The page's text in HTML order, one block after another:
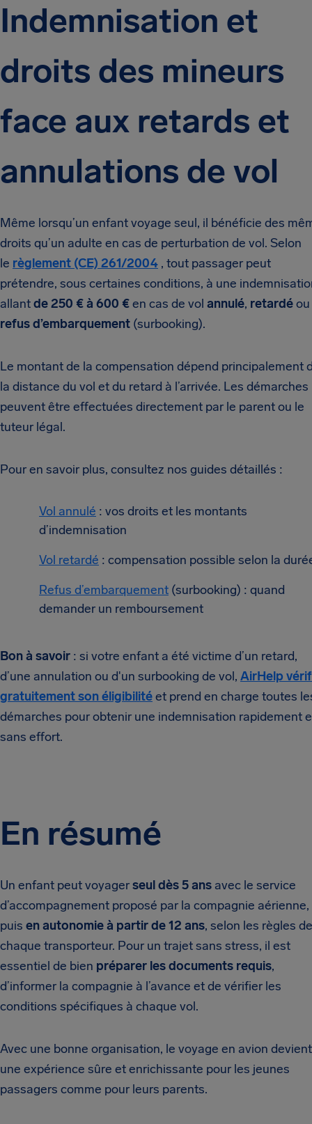
Indemnisation et
droits des mineurs
face aux retards et
annulations de vol
Même lorsqu’un enfant voyage seul, il bénéficie des
droits qu’un adulte en cas de perturbation de vol. Selon
le règlement (CE) 261/2004 , tout passager peut
prétendre, sous certaines conditions, à une
allantde 250 € à 600 €en cas de vol annulé, retardéou
refus d’embarquement (surbooking).
Le montant de la compensation dépend principalement
la distance du vol et du retard à l’arrivée. Les démarches
peuvent être effectuées directement par le parent ou le
tuteur légal.
Pour en savoir plus, consultez nos guides détaillés :
Vol annulé : vos droits et les montants
d’indemnisation
Vol retardé : compensation possible selon la
Refus d’embarquement (surbooking) : quand
demander un remboursement
Bon à savoir : si votre enfant a été victime d’un retard,
d’une annulation ou d'un surbooking de vol, AirHelp
gratuitement son éligibilitéet prend en charge toutes
démarches pour obtenir une indemnisation rapidement
sans effort.
En résumé
Un enfant peut voyagerseul dès 5 ans avec le service
d’accompagnement proposé par la compagnie aérienne,
puis en autonomie à partir de 12 ans, selon les règles de
chaque transporteur. Pour un trajet sans stress, il est
essentiel de bien préparer les documents requis,
d’informer la compagnie à l’avance et de vérifier les
conditions spécifiques à chaque vol.
Avec une bonne organisation, le voyage en avion devient
une expérience sûre et enrichissante pour les jeunes
passagers comme pour leurs parents.